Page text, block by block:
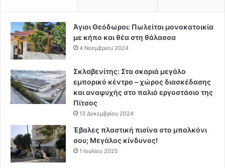
Άγιοι Θεόδωροι: Πωλείται μονοκατοικία
με κήπο και θέα στη θάλασσα
4 Νοεμβρίου 2024
Σκλαβενίτης: Στα σκαριά μεγάλο
εμπορικό κέντρο – χώρος διασκέδασης
και αναψυχής στο παλιό εργοστάσιο της
Πίτσος
13 Δεκεμβρίου 2024
Έβαλες πλαστική πισίνα στο μπαλκόνι
σου; Μεγάλος κίνδυνος!
1 Ιουλίου 2025